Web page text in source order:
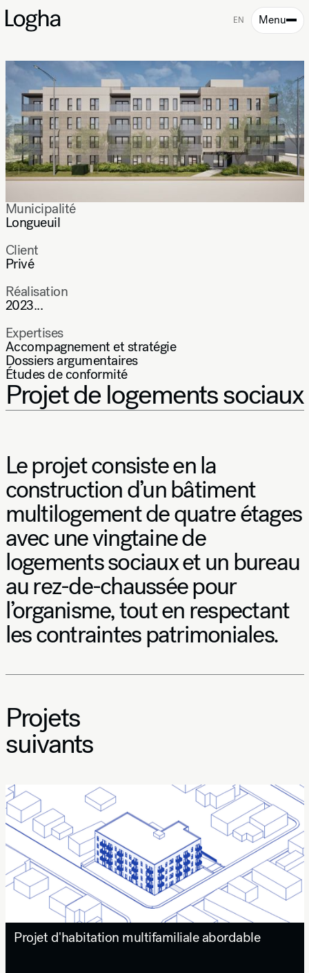
EN Menu
Projet de logements sociaux
Municipalité
Longueuil
Client
Privé
Réalisation
2023...
Expertises
Accompagnement et stratégie
Dossiers argumentaires
Études de conformité
Le projet consiste en la
construction d’un bâtiment
multilogement de quatre étages
avec une vingtaine de
logements sociaux et un bureau
au rez-de-chaussée pour
l’organisme, tout en respectant
les contraintes patrimoniales.
Projets
suivants
Projet d'habitation multifamiliale abordable